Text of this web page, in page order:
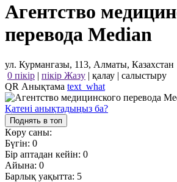
Агентство
перевода Median
ул. Курмангазы, 113, Алматы, Казахстан
0 пікір | пікір Жазу | қалау | салыстыру
QR Анықтама text_what
Қатені анықтадыңыз ба?
Поднять в топ
Көру саны:
Бүгін: 0
Бір аптадан кейін: 0
Айына: 0
Барлық уақытта: 5